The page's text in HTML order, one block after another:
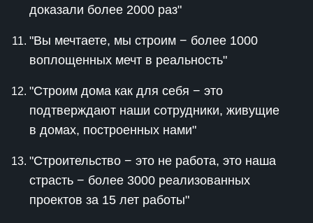
доказали более 2000 раз"
"Вы мечтаете, мы строим − более 1000
воплощенных мечт в реальность"
"Строим дома как для себя − это
подтверждают наши сотрудники, живущие
в домах, построенных нами"
"Строительство − это не работа, это наша
страсть − более 3000 реализованных
проектов за 15 лет работы"